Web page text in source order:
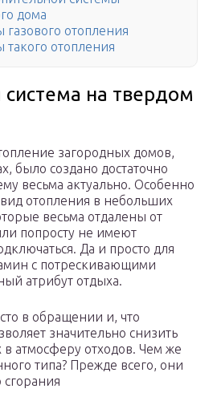
дома
отопления
отопления
на твердом
загородных домов,
было создано достаточно
весьма актуально. Особенно
отопления в небольших
весьма отдалены от
попросту не имеют
Да и просто для
с потрескивающими
атрибут отдыха.
в обращении и, что
значительно снизить
атмосферу отходов. Чем же
типа? Прежде всего, они
сгорания